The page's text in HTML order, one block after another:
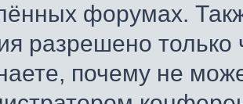
форумах.
разрешено
почему не